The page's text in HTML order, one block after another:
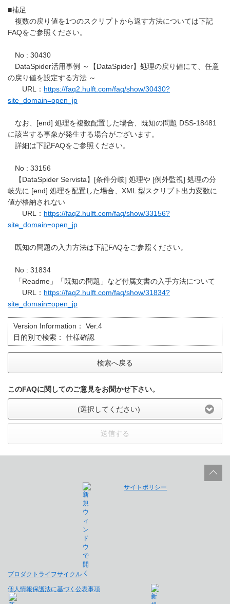
■補足
複数の戻り値を1つのスクリプトから返す方法については下記
FAQをご参照ください。
No : 30430
DataSpider活用事例 ～【DataSpider】処理の戻り値にて、任意
の戻り値を設定する方法 ～
URL： https://faq2.hulft.com/faq/show/30430?
site_domain=open_jp
なお、[end] 処理を複数配置した場合、既知の問題 DSS-18481
に該当する事象が発生する場合がございます。
詳細は下記FAQをご参照ください。
No : 33156
【DataSpider Servista】[条件分岐] 処理や [例外監視] 処理の分
岐先に [end] 処理を配置した場合、XML 型スクリプト出力変数に
値が格納されない
URL： https://faq2.hulft.com/faq/show/33156?
site_domain=open_jp
既知の問題の入力方法は下記FAQをご参照ください。
No : 31834
「Readme」「既知の問題」など付属文書の入手方法について
URL： https://faq2.hulft.com/faq/show/31834?
site_domain=open_jp
Version Information：
Ver.4
目的別で検索：
仕様確認
検索へ戻る
このFAQに関してのご意見をお聞かせ下さい。
(選択してください)
送信する
プロダクトライフサイクル
サイトポリシー
個人情報保護法に基づく公表事項